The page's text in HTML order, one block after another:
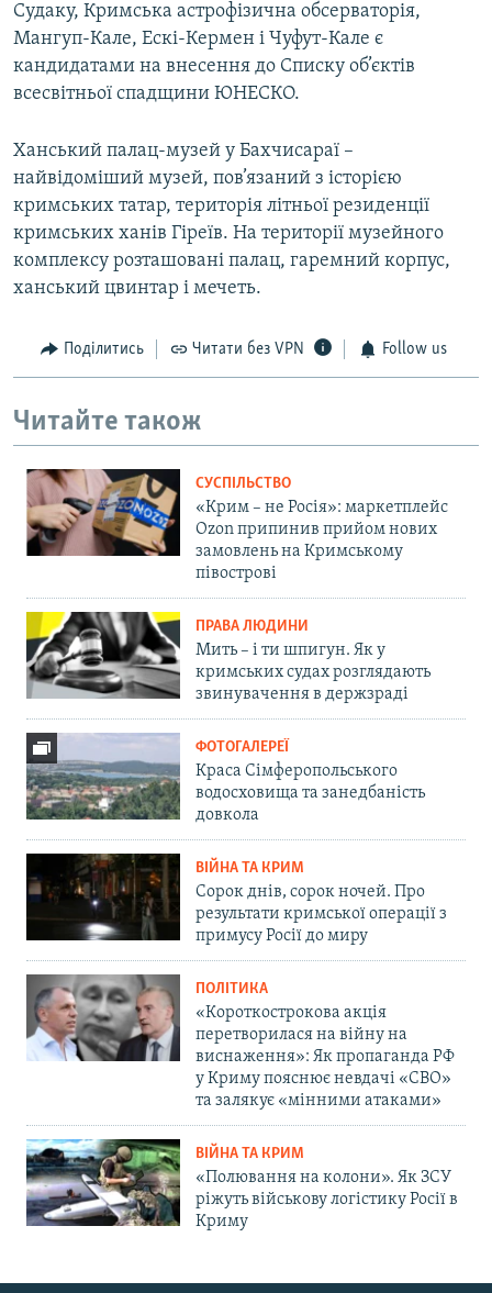
Судаку, Кримська астрофізична обсерваторія,
Мангуп-Кале, Ескі-Кермен і Чуфут-Кале є
кандидатами на внесення до Списку об’єктів
всесвітньої спадщини ЮНЕСКО.
Ханський палац-музей у Бахчисараї –
найвідоміший музей, пов’язаний з історією
кримських татар, територія літньої резиденції
кримських ханів Гіреїв. На території музейного
комплексу розташовані палац, гаремний корпус,
ханський цвинтар і мечеть.
Поділитись Читати без VPN Follow us
Читайте також
СУСПІЛЬСТВО
«Крим – не Росія»: маркетплейс
Ozon припинив прийом нових
замовлень на Кримському
півострові
ПРАВА ЛЮДИНИ
Мить – і ти шпигун. Як у
кримських судах розглядають
звинувачення в держзраді
ФОТОГАЛЕРЕЇ
Краса Сімферопольського
водосховища та занедбаність
довкола
ВІЙНА ТА КРИМ
Сорок днів, сорок ночей. Про
результати кримської операції з
примусу Росії до миру
ПОЛІТИКА
«Короткострокова акція
перетворилася на війну на
виснаження»: Як пропаганда РФ
у Криму пояснює невдачі «СВО»
та залякує «мінними атаками»
ВІЙНА ТА КРИМ
«Полювання на колони». Як ЗСУ
ріжуть військову логістику Росії в
Криму